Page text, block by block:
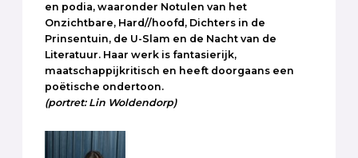
en podia, waaronder Notulen van het
Onzichtbare, Hard//hoofd, Dichters in de
Prinsentuin, de U-Slam en de Nacht van de
Literatuur. Haar werk is fantasierijk,
maatschappijkritisch en heeft doorgaans een
poëtische ondertoon.
(portret: Lin Woldendorp)